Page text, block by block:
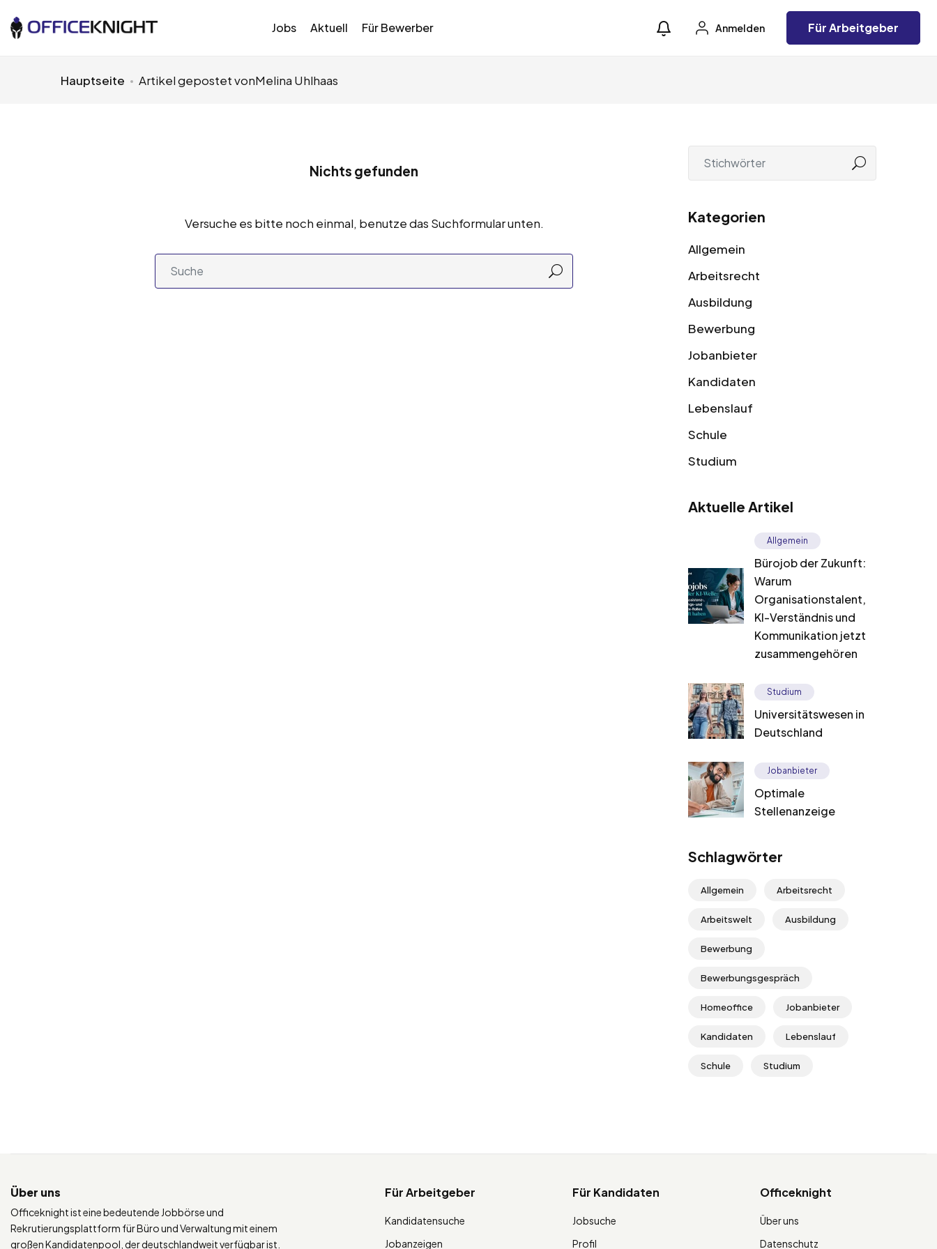
Jobs Aktuell Für Bewerber Anmelden Für Arbeitgeber
Hauptseite Artikel gepostet vonMelina Uhlhaas
Nichts gefunden
Versuche es bitte noch einmal, benutze das Suchformular unten. Kategorien
Allgemein
Arbeitsrecht
Ausbildung
Bewerbung
Jobanbieter
Kandidaten
Lebenslauf
Schule
Studium
Aktuelle Artikel
Allgemein
Bürojob der Zukunft:
Warum
Organisationstalent,
KI-Verständnis und
Kommunikation jetzt
zusammengehören
Studium
Universitätswesen in
Deutschland
Jobanbieter
Optimale
Stellenanzeige
Schlagwörter
Allgemein Arbeitsrecht
Arbeitswelt Ausbildung
Bewerbung
Bewerbungsgespräch
Homeoffice Jobanbieter
Kandidaten Lebenslauf
Schule Studium
Über uns
Officeknight ist eine bedeutende Jobbörse und
Rekrutierungsplattform für Büro und Verwaltung mit einem
großen Kandidatenpool, der deutschlandweit verfügbar ist.
Für Arbeitgeber
Kandidatensuche
Jobanzeigen
Für Kandidaten
Jobsuche
Profil
Officeknight
Über uns
Datenschutz